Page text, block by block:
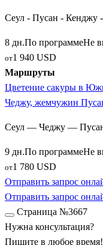
Сеул - Пусан - Кенджу
8 дн.По программеНе
от1 940 USD
Маршруты
Цветение сакуры в
Чеджу, жемчужин
Сеул — Чеджу —
9 дн.По программеНе
от1 780 USD
Отправить запрос
Отправить запрос
Страница №3667
Нужна консультация?
Пишите в любое время!